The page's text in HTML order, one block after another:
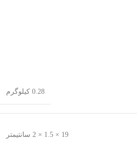
0.28 کیلوگرم
19 × 1.5 × 2 سانتیمتر